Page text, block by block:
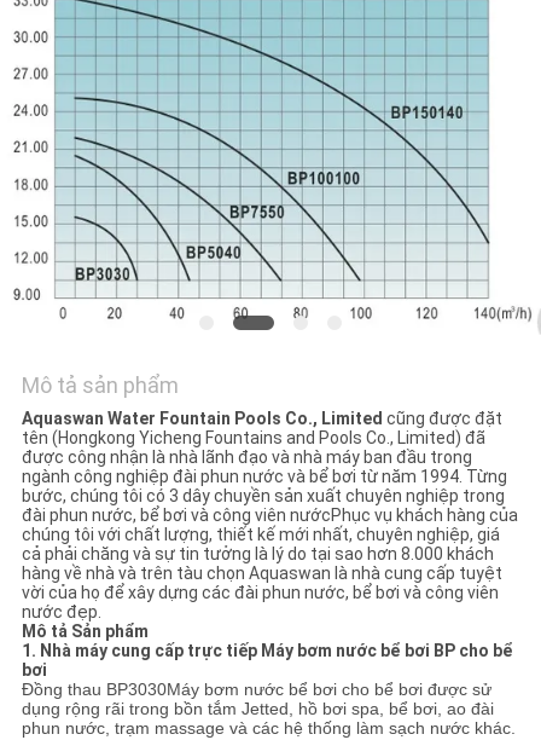
TÔI
YÊU
CẦU
BÁO
GIÁ
NEWS
SƠ
ĐỒ
TRANG
WEB
PRIVACY
POLICY
Mô tả sản phẩm
Aquaswan Water Fountain Pools Co., Limited cũng được đặt
tên (Hongkong Yicheng Fountains and Pools Co., Limited) đã
được công nhận là nhà lãnh đạo và nhà máy ban đầu trong
ngành công nghiệp đài phun nước và bể bơi từ năm 1994. Từng
bước, chúng tôi có 3 dây chuyền sản xuất chuyên nghiệp trong
đài phun nước, bể bơi và công viên nướcPhục vụ khách hàng của
chúng tôi với chất lượng, thiết kế mới nhất, chuyên nghiệp, giá
cả phải chăng và sự tin tưởng là lý do tại sao hơn 8.000 khách
hàng về nhà và trên tàu chọn Aquaswan là nhà cung cấp tuyệt
vời của họ để xây dựng các đài phun nước, bể bơi và công viên
nước đẹp.
Mô tả Sản phẩm
1. Nhà máy cung cấp trực tiếp Máy bơm nước bể bơi BP cho bể
bơi
Đồng thau BP3030Máy bơm nước bể bơi cho bể bơi được sử
dụng rộng rãi trong bồn tắm Jetted, hồ bơi spa, bể bơi, ao đài
phun nước, trạm massage và các hệ thống làm sạch nước khác.